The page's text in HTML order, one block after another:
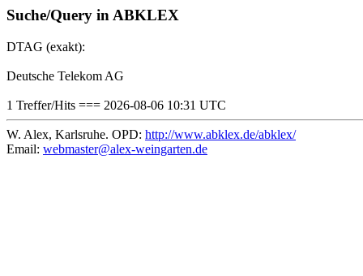
Suche/Query in ABKLEX
DTAG (exakt):
Deutsche Telekom AG
1 Treffer/Hits === 2026-08-06 10:31 UTC
W. Alex, Karlsruhe. OPD: http://www.abklex.de/abklex/
Email: webmaster@alex-weingarten.de